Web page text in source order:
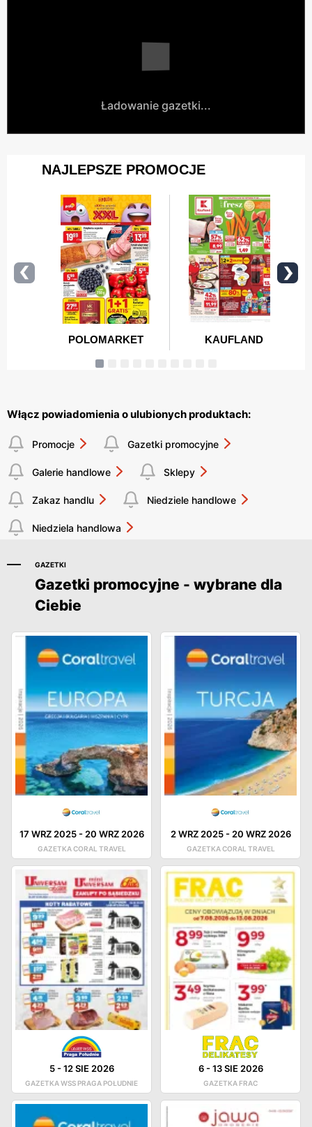
Ładowanie gazetki...
Włącz powiadomienia o ulubionych produktach:
Promocje Gazetki promocyjne
Galerie handlowe Sklepy
Zakaz handlu Niedziele handlowe
Niedziela handlowa
GAZETKI
Gazetki promocyjne - wybrane dla
Ciebie
17 WRZ 2025-20 WRZ 2026
GAZETKA CORAL TRAVEL
2 WRZ 2025-20 WRZ 2026
GAZETKA CORAL TRAVEL
5-12 SIE 2026
GAZETKA WSS PRAGA POŁUDNIE
6-13 SIE 2026
GAZETKA FRAC